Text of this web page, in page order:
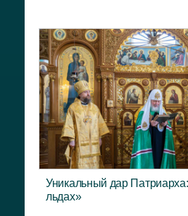
Уникальный дар
льдах»